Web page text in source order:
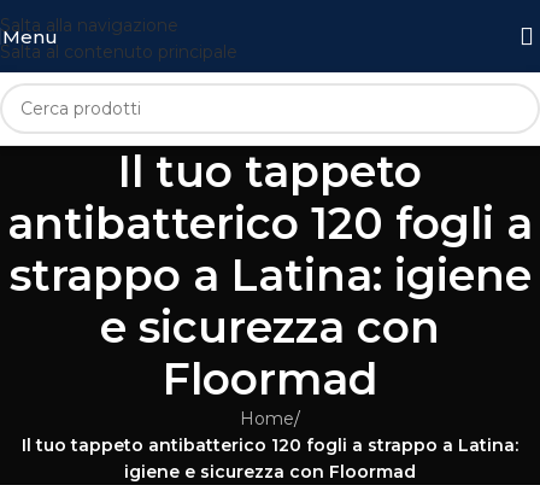
Salta alla navigazione
Salta al contenuto principale
Menu
Il tuo tappeto
antibatterico 120 fogli a
strappo a Latina: igiene
e sicurezza con
Floormad
Home/
Il tuo tappeto antibatterico 120 fogli a strappo a Latina:
igiene e sicurezza con Floormad